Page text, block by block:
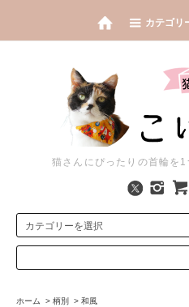
カテゴリ
猫さんにぴったりの首輪を
ホーム > 柄別 > 和風